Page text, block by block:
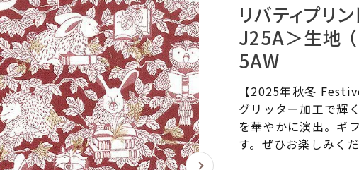
リバティプリ
J25A＞生地 （
5AW
【2025年秋冬
グリッター加工で輝
を華やかに演出。ギ
す。ぜひお楽しみくだ